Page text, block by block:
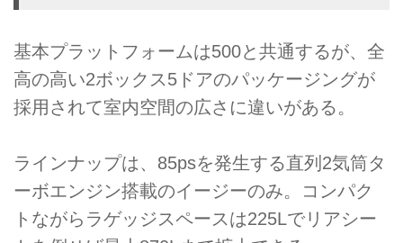
基本プラットフォームは500と共通するが、全
高の高い2ボックス5ドアのパッケージングが
採用されて室内空間の広さに違いがある。
ラインナップは、85psを発生する直列2気筒タ
ーボエンジン搭載のイージーのみ。コンパク
トながらラゲッジスペースは225Lでリアシー